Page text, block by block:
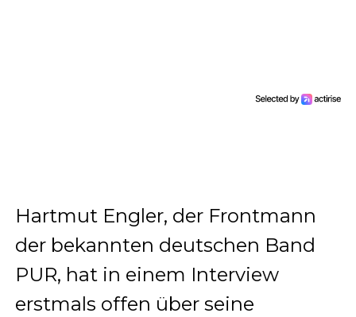
Hartmut Engler, der Frontmann
der bekannten deutschen Band
PUR, hat in einem Interview
erstmals offen über seine